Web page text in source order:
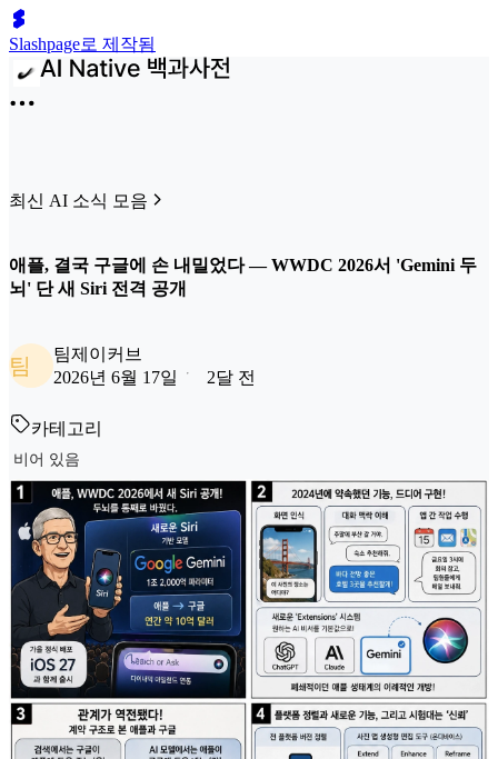
Slashpage로 제작됨
최신 AI 소식 모음
애플, 결국 구글에 손 내밀었다 — WWDC 2026서 'Gemini 두
뇌' 단 새 Siri 전격 공개
팀
팀제이커브
2026년 6월 17일
2달 전
카테고리
비어 있음